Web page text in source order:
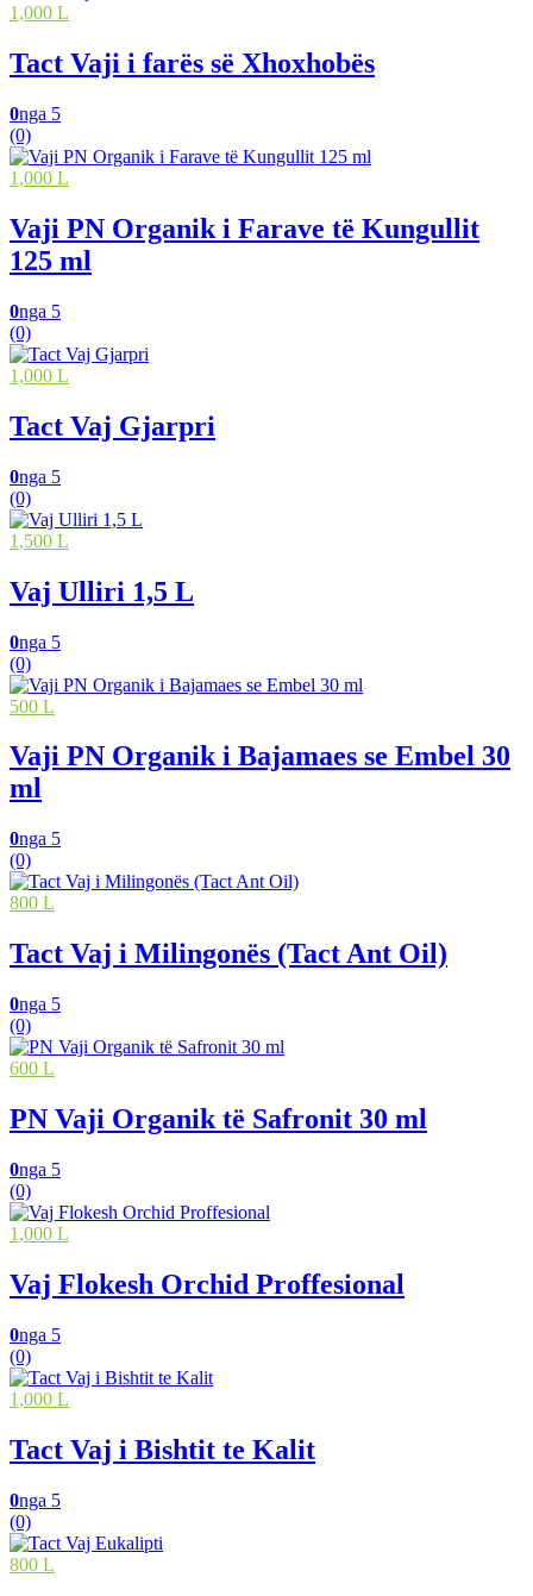
1,000 L
Tact Vaji i farës së Xhoxhobës
0nga 5
(0)
1,000 L
Vaji PN Organik i Farave të Kungullit
125 ml
0nga 5
(0)
1,000 L
Tact Vaj Gjarpri
0nga 5
(0)
1,500 L
Vaj Ulliri 1,5 L
0nga 5
(0)
500 L
Vaji PN Organik i Bajamaes se Embel 30
ml
0nga 5
(0)
800 L
Tact Vaj i Milingonës (Tact Ant Oil)
0nga 5
(0)
600 L
PN Vaji Organik të Safronit 30 ml
0nga 5
(0)
1,000 L
Vaj Flokesh Orchid Proffesional
0nga 5
(0)
1,000 L
Tact Vaj i Bishtit te Kalit
0nga 5
(0)
800 L